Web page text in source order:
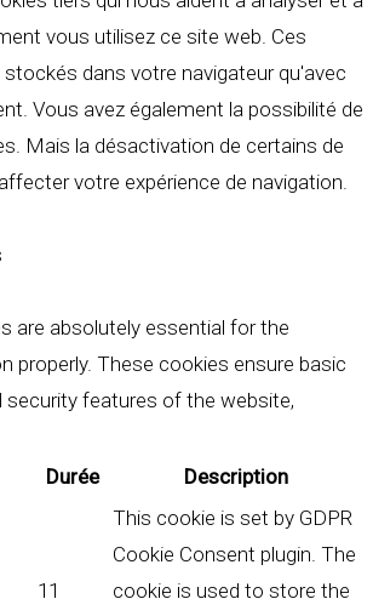
vous utilisez ce site web. Ces
dans votre navigateur qu'avec
Vous avez également la possibilité de
Mais la désactivation de certains de
votre expérience de navigation.
are absolutely essential for the
properly. These cookies ensure basic
security features of the website,
Durée Description
11
This cookie is set by GDPR
Cookie Consent plugin. The
cookie is used to store the